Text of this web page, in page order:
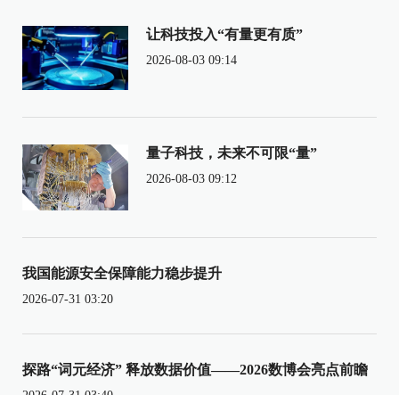
让科技投入“有量更有质”
2026-08-03 09:14
量子科技，未来不可限“量”
2026-08-03 09:12
我国能源安全保障能力稳步提升
2026-07-31 03:20
探路“词元经济” 释放数据价值——2026数博会亮点前瞻